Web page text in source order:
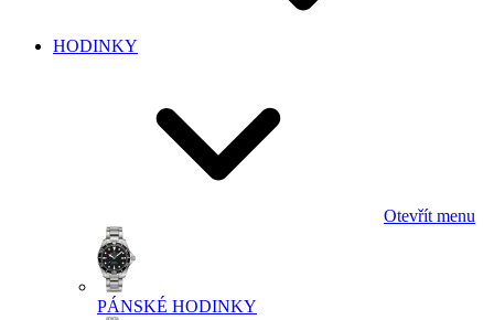
HODINKY
Otevřít menu
PÁNSKÉ HODINKY